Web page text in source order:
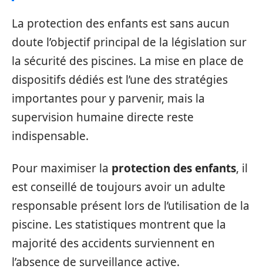
La protection des enfants est sans aucun
doute l’objectif principal de la législation sur
la sécurité des piscines. La mise en place de
dispositifs dédiés est l’une des stratégies
importantes pour y parvenir, mais la
supervision humaine directe reste
indispensable.
Pour maximiser la protection des enfants, il
est conseillé de toujours avoir un adulte
responsable présent lors de l’utilisation de la
piscine. Les statistiques montrent que la
majorité des accidents surviennent en
l’absence de surveillance active.